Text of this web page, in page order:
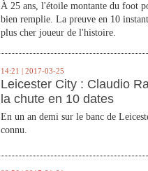
À 25 ans, l'étoile montante du foot
bien remplie. La preuve en 10
plus cher joueur de l'histoire.
14:21 | 2017-03-25
Leicester City : Claudio
la chute en 10 dates
En un an demi sur le banc de
connu.